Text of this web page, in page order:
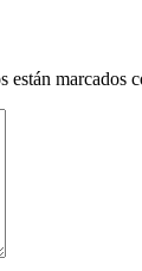
están marcados